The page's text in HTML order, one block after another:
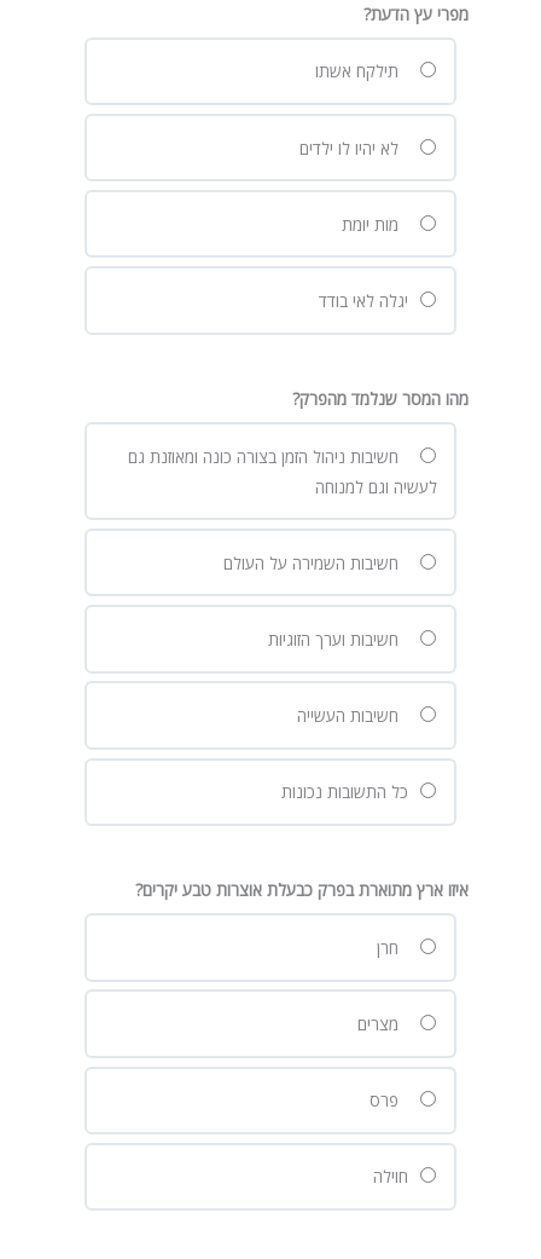
מפרי עץ הדעת?
תילקח אשתו
לא יהיו לו ילדים
מות יומת
יגלה לאי בודד
מהו המסר שנלמד מהפרק?
חשיבות ניהול הזמן בצורה כונה ומאוזנת גם
לעשיה וגם למנוחה
חשיבות השמירה על העולם
חשיבות וערך הזוגיות
חשיבות העשייה
כל התשובות נכונות
איזו ארץ מתוארת בפרק כבעלת אוצרות טבע יקרים?
חרן
מצרים
פרס
חוילה